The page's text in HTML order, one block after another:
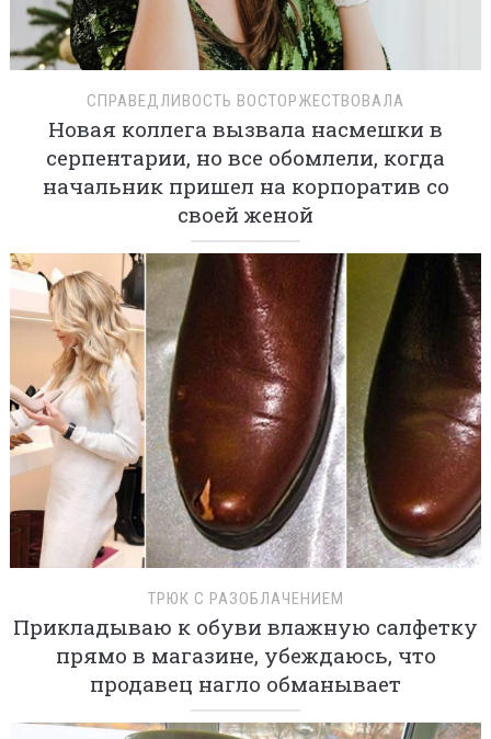
СПРАВЕДЛИВОСТЬ ВОСТОРЖЕСТВОВАЛА
Новая коллега вызвала насмешки в
серпентарии, но все обомлели, когда
начальник пришел на корпоратив со
своей женой
ТРЮК С РАЗОБЛАЧЕНИЕМ
Прикладываю к обуви влажную салфетку
прямо в магазине, убеждаюсь, что
продавец нагло обманывает